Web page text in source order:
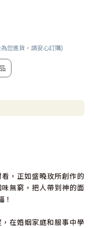
您進貨，請安心訂購)
，正如盛曉玫所創作的
無窮，把人帶到神的面
在婚姻家庭和服事中學